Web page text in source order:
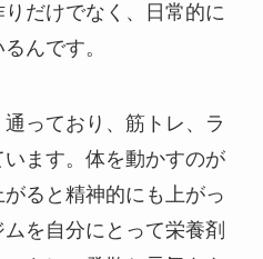
だけでなく、日常的に
んです。
っており、筋トレ、ラ
ます。体を動かすのが
ると精神的にも上がっ
を自分にとって栄養剤